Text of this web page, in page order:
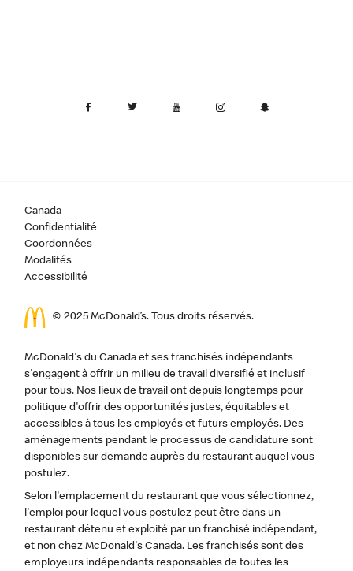
Canada
Confidentialité
Coordonnées
Modalités
Accessibilité
© 2025 McDonald’s. Tous droits réservés.
McDonald's du Canada et ses franchisés indépendants
s'engagent à offrir un milieu de travail diversifié et inclusif
pour tous. Nos lieux de travail ont depuis longtemps pour
politique d'offrir des opportunités justes, équitables et
accessibles à tous les employés et futurs employés. Des
aménagements pendant le processus de candidature sont
disponibles sur demande auprès du restaurant auquel vous
postulez.
Selon l'emplacement du restaurant que vous sélectionnez,
l'emploi pour lequel vous postulez peut être dans un
restaurant détenu et exploité par un franchisé indépendant,
et non chez McDonald's Canada. Les franchisés sont des
employeurs indépendants responsables de toutes les